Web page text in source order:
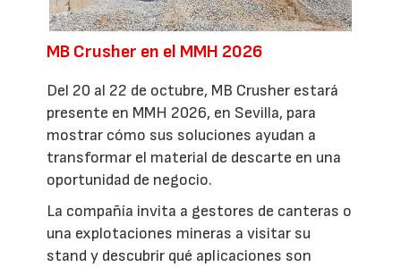
MB Crusher en el MMH 2026
Del 20 al 22 de octubre, MB Crusher estará
presente en MMH 2026, en Sevilla, para
mostrar cómo sus soluciones ayudan a
transformar el material de descarte en una
oportunidad de negocio.
La compañía invita a gestores de canteras o
una explotaciones mineras a visitar su
stand y descubrir qué aplicaciones son